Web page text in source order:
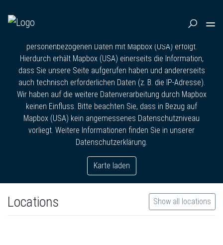
interaktive Karte von 'Mapbox Inc' laden. Mit dem Laden der
personenbezogenen Daten mit Mapbox (USA) erfolgt.
Hierdurch erhält Mapbox (USA) einerseits die Information,
dass Sie unsere Seite aufgerufen haben und andererseits
auch technisch erforderlichen Daten (z. B. die IP-Adresse).
Wir haben auf die weitere Datenverarbeitung durch Mapbox
keinen Einfluss. Bitte beachten Sie, dass in Bezug auf
Mapbox (USA) kein angemessenes Datenschutzniveau
vorliegt. Weitere Informationen finden Sie in unserer
Datenschutzerklärung.
Karte laden
Locations Show all locations